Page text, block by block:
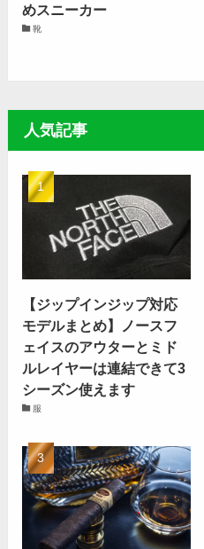
めスニーカー
靴
人気記事
【ジップインジップ対応
モデルまとめ】ノースフ
ェイスのアウターとミド
ルレイヤーは連結できて3
シーズン使えます
服